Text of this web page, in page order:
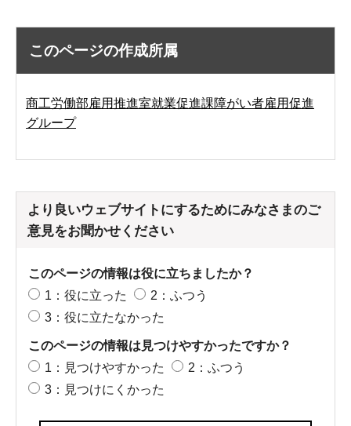
このページの作成所属
商工労働部雇用推進室就業促進課障がい者雇用促進
グループ
より良いウェブサイトにするためにみなさまのご
意見をお聞かせください
このページの情報は役に立ちましたか？
1：役に立った
2：ふつう
3：役に立たなかった
このページの情報は見つけやすかったですか？
1：見つけやすかった
2：ふつう
3：見つけにくかった